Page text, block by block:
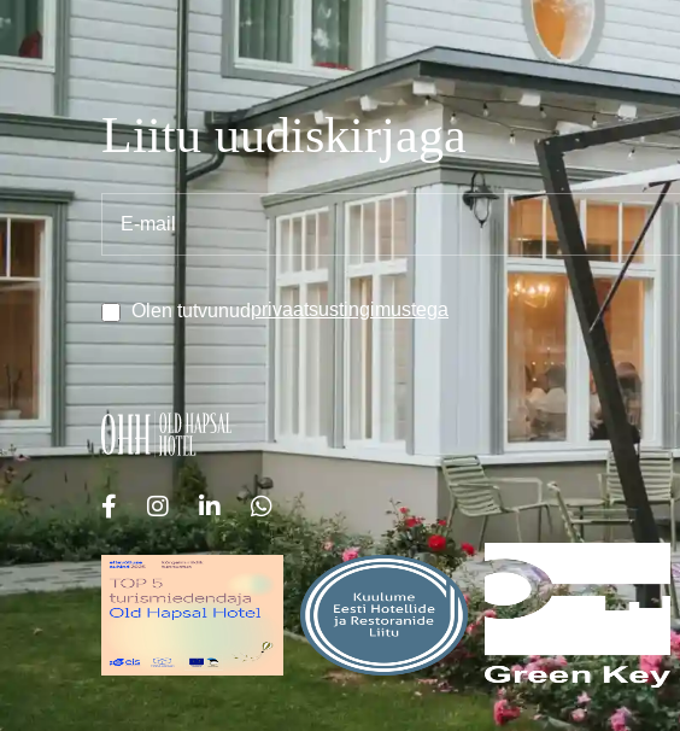
Liitu uudiskirjaga
Olen tutvunudprivaatsustingimustega